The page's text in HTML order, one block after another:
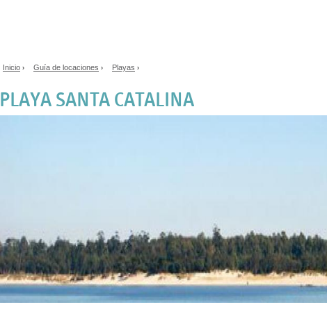
Inicio › Guía de locaciones › Playas ›
PLAYA SANTA CATALINA